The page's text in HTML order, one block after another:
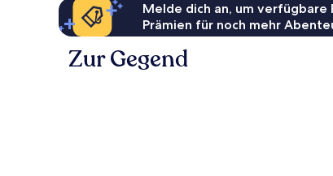
Melde dich an, um
Prämien für noch mehr
Zur Gegend